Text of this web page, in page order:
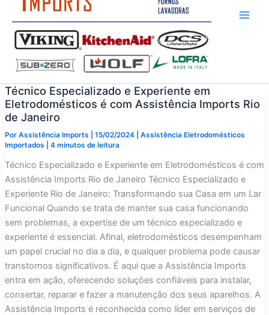
Técnico Especializado e Experiente em
Eletrodomésticos é com Assistência Imports Rio
de Janeiro
Por Assistência Imports 15/02/2024
Assistência Eletrodomésticos
Importados
4 minutos de leitura
Técnico Especializado e Experiente em Eletrodomésticos é com
Assistência Imports Rio de Janeiro Técnico Especializado e
Experiente Rio de Janeiro: Transformando sua Casa em um Lar
Funcional Quando se trata de manter sua casa funcionando
sem problemas, a expertise de um técnico especializado e
experiente é essencial. Afinal, eletrodomésticos desempenham
um papel crucial no dia a dia, e qualquer problema pode causar
transtornos significativos. É aqui que a Assistência Imports
entra em ação, oferecendo soluções confiáveis para instalar,
consertar, reparar e fazer a manutenção dos seus aparelhos. A
Assistência Imports é reconhecida como líder em serviços de